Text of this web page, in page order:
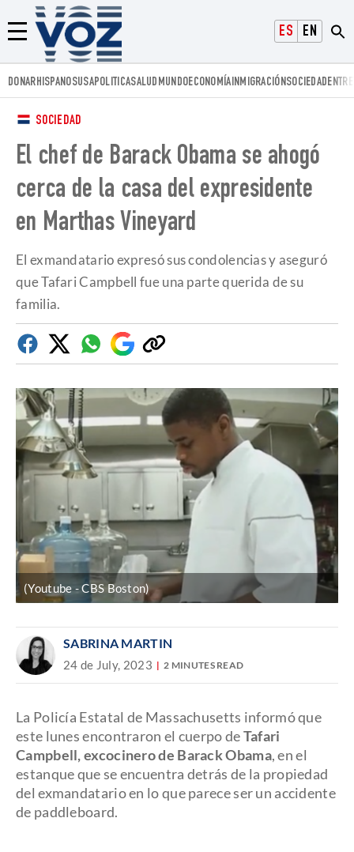
ESPAÑOLENGLISH
Menú
Voz.us
DONARHISPANOSUSAPOLITICASALUD MUNDOECONOMÍAINMIGRACIÓNSOCIEDAD
SOCIEDAD
El chef de Barack Obama se ahogó
cerca de la casa del expresidente
en Marthas Vineyard
El exmandatario expresó sus condolencias y aseguró
que Tafari Campbell fue una parte querida de su
familia.
FacebookTwitterWhatsapp
Google
Discover
Copiar
enlace
(Youtube - CBS Boston)
SABRINA MARTIN
24 de July, 2023 2 MINUTES READ
La Policía Estatal de Massachusetts informó que
este lunes encontraron el cuerpo deTafari
Campbell, excocinero de Barack Obama, en el
estanque que se encuentra detrás de la propiedad
del exmandatario en lo que parece ser un accidente
de paddleboard.